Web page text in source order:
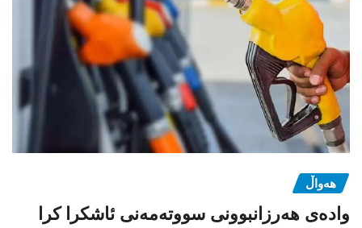
هەواڵ
وادەی هەرزانبوونی سووتەمەنی ئاشکرا کرا